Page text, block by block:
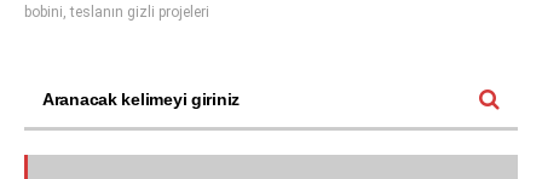
bobini,teslanın gizli projeleri